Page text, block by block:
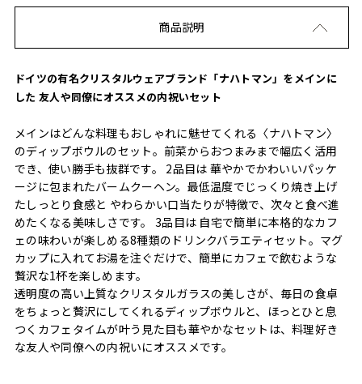
商品説明
ドイツの有名クリスタルウェアブランド「ナハトマン」をメインに
した 友人や同僚にオススメの内祝いセット
メインはどんな料理もおしゃれに魅せてくれる〈ナハトマン〉
のディップボウルのセット。前菜からおつまみまで幅広く活用
でき、使い勝手も抜群です。 2品目は 華やかでかわいいパッケ
ージに包まれたバームクーヘン。最低温度でじっくり焼き上げ
たしっとり食感と やわらかい口当たりが特徴で、次々と食べ進
めたくなる美味しさです。 3品目は 自宅で簡単に本格的なカフ
ェの味わいが楽しめる8種類のドリンクバラエティセット。マグ
カップに入れてお湯を注ぐだけで、簡単にカフェで飲むような
贅沢な1杯を楽しめます。
透明度の高い上質なクリスタルガラスの美しさが、毎日の食卓
をちょっと贅沢にしてくれるディップボウルと、ほっとひと息
つくカフェタイムが叶う見た目も華やかなセットは、料理好き
な友人や同僚への内祝いにオススメです。